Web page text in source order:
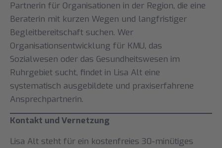
Partnerin für Organisationen in der Region, die eine
Beraterin mit kurzen Wegen und langfristiger
Begleitbereitschaft suchen. Wer
Organisationsentwicklung für KMU, das
Sozialwesen oder das Gesundheitswesen im
Ruhrgebiet sucht, findet in Lisa Alt eine
systematisch ausgebildete und praxiserfahrene
Ansprechpartnerin.
Kontakt und Vernetzung
Lisa Alt steht für ein kostenfreies 30-minütiges